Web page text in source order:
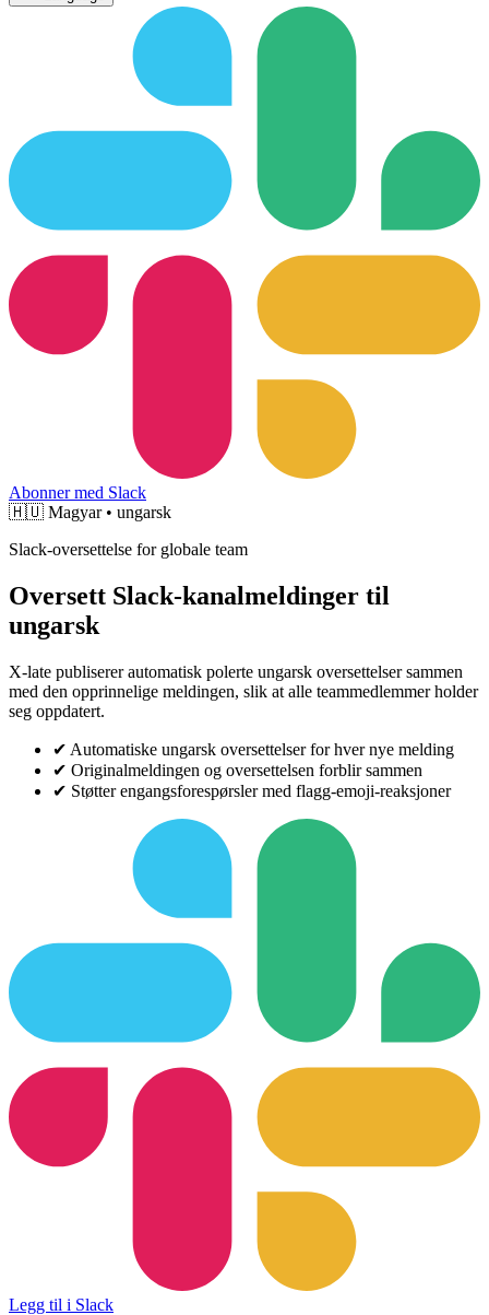
Abonner med Slack
🇭🇺 Magyar • ungarsk
Slack-oversettelse for globale team
Oversett Slack-kanalmeldinger til
ungarsk
X-late publiserer automatisk polerte ungarsk oversettelser sammen
med den opprinnelige meldingen, slik at alle teammedlemmer holder
seg oppdatert.
✔ Automatiske ungarsk oversettelser for hver nye melding
✔ Originalmeldingen og oversettelsen forblir sammen
✔ Støtter engangsforespørsler med flagg-emoji-reaksjoner
Legg til i Slack